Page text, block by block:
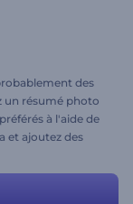
des
un résumé photo
à l'aide de
et ajoutez des